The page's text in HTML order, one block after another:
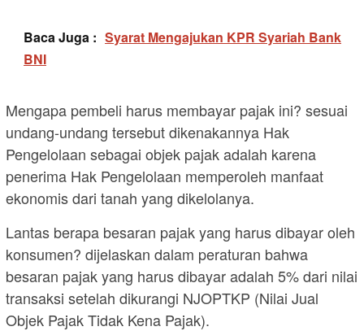
Baca Juga : Syarat Mengajukan KPR Syariah Bank
BNI
Mengapa pembeli harus membayar pajak ini? sesuai
undang-undang tersebut dikenakannya Hak
Pengelolaan sebagai objek pajak adalah karena
penerima Hak Pengelolaan memperoleh manfaat
ekonomis dari tanah yang dikelolanya.
Lantas berapa besaran pajak yang harus dibayar oleh
konsumen? dijelaskan dalam peraturan bahwa
besaran pajak yang harus dibayar adalah 5% dari nilai
transaksi setelah dikurangi NJOPTKP (Nilai Jual
Objek Pajak Tidak Kena Pajak).